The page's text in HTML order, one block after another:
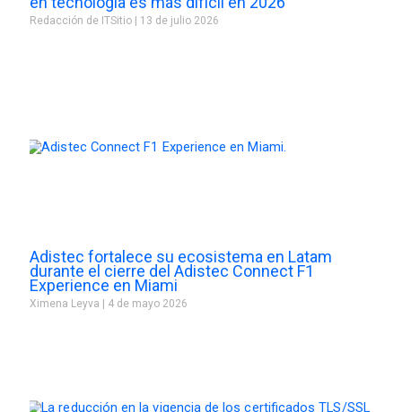
Redacción de ITSitio 13 de julio 2026
Adistec fortalece su ecosistema en Latam
durante el cierre del Adistec Connect F1
Experience en Miami
Ximena Leyva 4 de mayo 2026